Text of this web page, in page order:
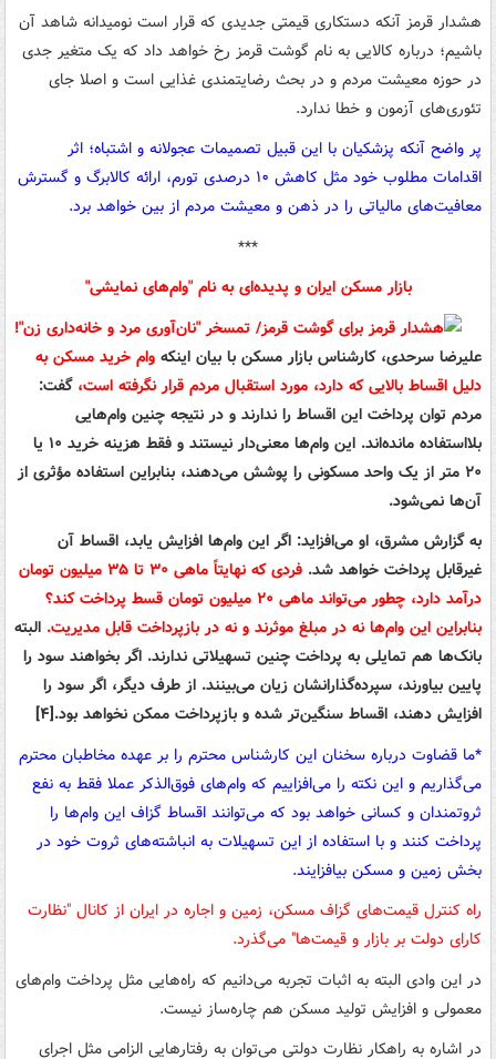
هشدار قرمز آنکه دستکاری قیمتی جدیدی که قرار است نومیدانه شاهد آن
باشیم؛ درباره کالایی به نام گوشت قرمز رخ خواهد داد که یک متغیر جدی
در حوزه معیشت مردم و در بحث رضایتمندی غذایی است و اصلا جای
تئوری‌های آزمون و خطا ندارد.
پر واضح آنکه پزشکیان با این قبیل تصمیمات عجولانه و اشتباه؛ اثر
اقدامات مطلوب خود مثل کاهش ۱۰ درصدی تورم، ارائه کالابرگ و گسترش
معافیت‌های مالیاتی را در ذهن و معیشت مردم از بین خواهد برد.
***
بازار مسکن ایران و پدیده‌ای به نام "وام‌های نمایشی"
علیرضا سرحدی، کارشناس بازار مسکن با بیان اینکه وام خرید مسکن به
دلیل اقساط بالایی که دارد، مورد استقبال مردم قرار نگرفته است، گفت:
مردم توان پرداخت این اقساط را ندارند و در نتیجه چنین وام‌هایی
بلااستفاده مانده‌اند. این وام‌ها معنی‌دار نیستند و فقط هزینه خرید ۱۰ یا
۲۰ متر از یک واحد مسکونی را پوشش می‌دهند، بنابراین استفاده مؤثری از
آن‌ها نمی‌شود.
به گزارش مشرق، او می‌افزاید: اگر این وام‌ها افزایش یابد، اقساط آن
غیرقابل پرداخت خواهد شد.
فردی که نهایتاً ماهی ۳۰ تا ۳۵ میلیون تومان
درآمد دارد، چطور می‌تواند ماهی ۲۰ میلیون تومان قسط پرداخت کند؟
بنابراین این وام‌ها نه در مبلغ موثرند و نه در بازپرداخت قابل مدیریت. البته
بانک‌ها هم تمایلی به پرداخت چنین تسهیلاتی ندارند. اگر بخواهند سود را
پایین بیاورند، سپرده‌گذارانشان زیان می‌بینند. از طرف دیگر، اگر سود را
افزایش دهند، اقساط سنگین‌تر شده و بازپرداخت ممکن نخواهد بود.[۴]
*ما قضاوت درباره سخنان این کارشناس محترم را بر عهده مخاطبان محترم
می‌گذاریم و این نکته را می‌افزاییم که وام‌های فوق‌الذکر عملا فقط به نفع
ثروتمندان و کسانی خواهد بود که می‌توانند اقساط گزاف این وام‌ها را
پرداخت کنند و با استفاده از این تسهیلات به انباشته‌های ثروت خود در
بخش زمین و مسکن بیافزایند.
راه کنترل قیمت‌های گزاف مسکن،‌ زمین و اجاره در ایران از کانال "نظارت
کارای دولت بر بازار و قیمت‌ها" می‌گذرد.
در این وادی البته به اثبات تجربه می‌دانیم که راه‌هایی مثل پرداخت وام‌های
معمولی و افزایش تولید مسکن هم چاره‌ساز نیست.
در اشاره به راهکار نظارت دولتی می‌توان به رفتارهایی الزامی مثل اجرای